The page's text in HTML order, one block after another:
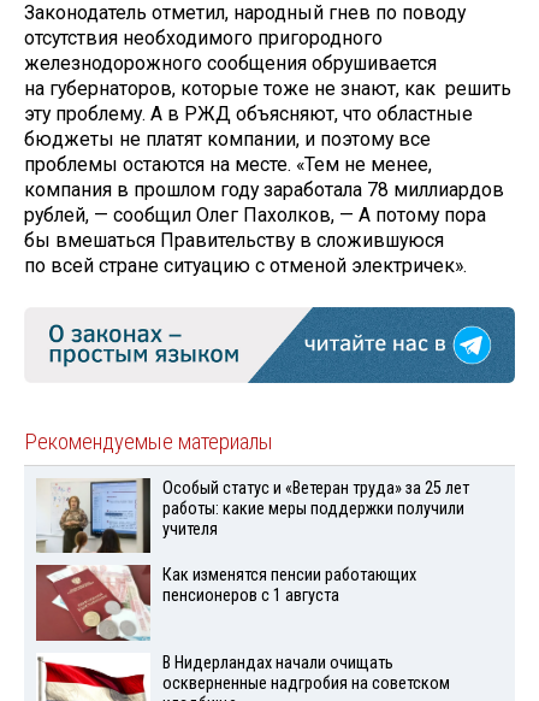
Законодатель отметил, народный гнев по поводу
отсутствия необходимого пригородного
железнодорожного сообщения обрушивается
на губернаторов, которые тоже не знают, как решить
эту проблему. А в РЖД объясняют, что областные
бюджеты не платят компании, и поэтому все
проблемы остаются на месте. «Тем не менее,
компания в прошлом году заработала 78 миллиардов
рублей, — сообщил Олег Пахолков, — А потому пора
бы вмешаться Правительству в сложившуюся
по всей стране ситуацию с отменой электричек».
Рекомендуемые материалы
Особый статус и «Ветеран труда» за 25 лет
работы: какие меры поддержки получили
учителя
Как изменятся пенсии работающих
пенсионеров с 1 августа
В Нидерландах начали очищать
оскверненные надгробия на советском